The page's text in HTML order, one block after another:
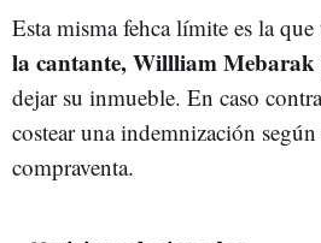
Esta misma fehca límite es la
la cantante, Willliam
dejar su inmueble. En caso
costear una indemnización
compraventa.